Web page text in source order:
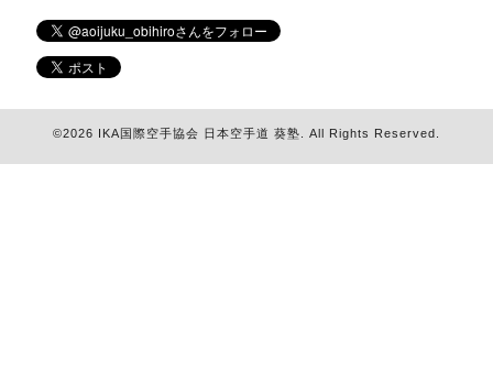
©2026 IKA国際空手協会 日本空手道 葵塾 . All Rights Reserved.